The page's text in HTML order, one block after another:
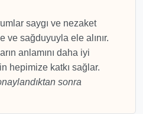
saygı ve nezaket
ve sağduyuyla ele alınır.
anlamını daha iyi
hepimize katkı sağlar.
sonra